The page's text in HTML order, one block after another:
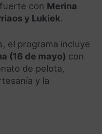
con Merina
y Lukiek.
el programa incluye
(16 de mayo) con
de pelota,
y la